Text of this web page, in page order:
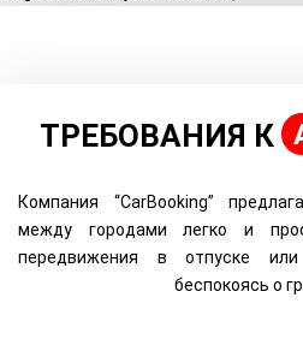
ТРЕБОВАНИЯ К
Компания “CarBooking”
между городами легко и
передвижения в отпуске
беспокоясь о